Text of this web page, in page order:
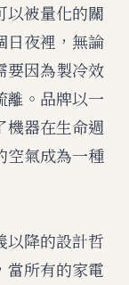
以被量化的關
日夜裡，無論
要因為製冷效
離。品牌以一
機器在生命週
空氣成為一種
以降的設計哲
當所有的家電